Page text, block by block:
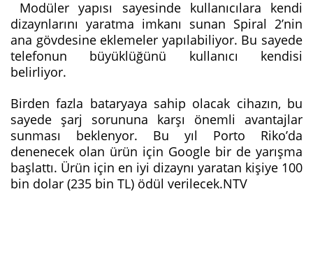
Modüler yapısı sayesinde kullanıcılara kendi
dizaynlarını yaratma imkanı sunan Spiral 2’nin
ana gövdesine eklemeler yapılabiliyor. Bu sayede
telefonun büyüklüğünü kullanıcı kendisi
belirliyor.
Birden fazla bataryaya sahip olacak cihazın, bu
sayede şarj sorununa karşı önemli avantajlar
sunması beklenyor. Bu yıl Porto Riko’da
denenecek olan ürün için Google bir de yarışma
başlattı. Ürün için en iyi dizaynı yaratan kişiye 100
bin dolar (235 bin TL) ödül verilecek.NTV